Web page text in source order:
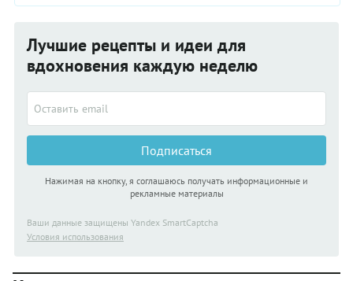
Лучшие рецепты и идеи для
вдохновения каждую неделю
Подписаться
Нажимая на кнопку, я соглашаюсь получать информационные и
рекламные материалы
Ваши данные защищены Yandex SmartCaptcha
Условия использования